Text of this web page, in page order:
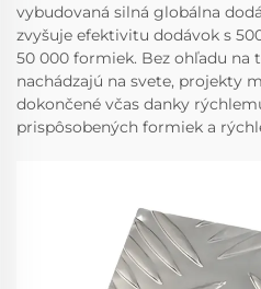
vybudovaná silná globálna
zvyšuje efektivitu dodávok s
50 000 formiek. Bez ohľadu na
nachádzajú na svete, projekty
dokončené včas danky
prispôsobených formiek a